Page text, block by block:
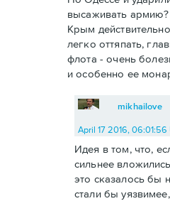
высаживать
Крым
легко оттяпать,
флота - очень
и особенно ее
mikhailove
April 17 2016, 06:01:56
Идея в том, что,
сильнее
это сказалось бы
стали бы